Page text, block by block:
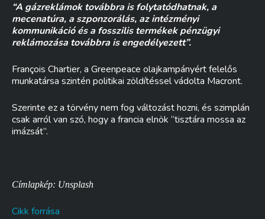
“A gázreklámok továbbra is folytatódhatnak, a
mecenatúra, a szponzorálás, az intézményi
kommunikáció és a fosszilis termékek pénzügyi
reklámozása továbbra is engedélyezett”.
François Chartier, a Greenpeace olajkampányért felelős
munkatársa szintén politikai zöldítéssel vádolta Macront.
Szerinte ez a törvény nem fog változást hozni, és szimplán
csak arról van szó, hogy a francia elnök “tisztára mossa az
imázsát”.
Címlapkép: Unsplash
Cikk forrása